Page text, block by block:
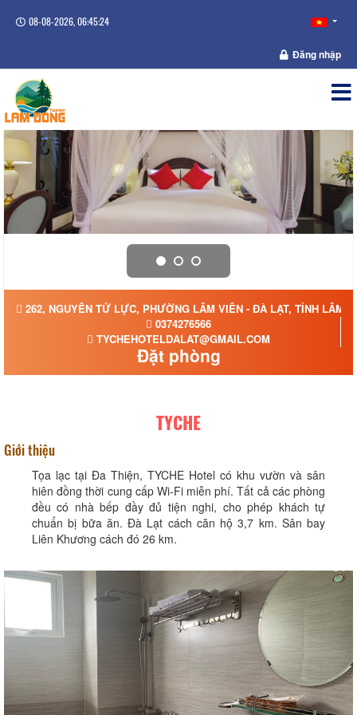
08-08-2026, 06:45:24
Đăng nhập
262, NGUYÊN TỬ LỰC, PHƯỜNG LÂM VIÊN - ĐÀ LẠT, TỈNH LÂM
0374276566
TYCHEHOTELDALAT@GMAIL.COM
Đặt phòng
TYCHE
Giới thiệu
Tọa lạc tại Đa Thiện, TYCHE Hotel có khu vườn và sân
hiên đồng thời cung cấp Wi-Fi miễn phí. Tất cả các phòng
đều có nhà bếp đầy đủ tiện nghi, cho phép khách tự
chuẩn bị bữa ăn. Đà Lạt cách căn hộ 3,7 km. Sân bay
Liên Khương cách đó 26 km.